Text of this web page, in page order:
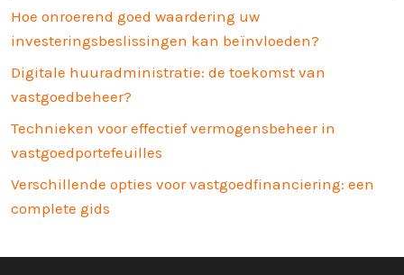
Hoe onroerend goed waardering uw
investeringsbeslissingen kan beïnvloeden?
Digitale huuradministratie: de toekomst van
vastgoedbeheer?
Technieken voor effectief vermogensbeheer in
vastgoedportefeuilles
Verschillende opties voor vastgoedfinanciering: een
complete gids